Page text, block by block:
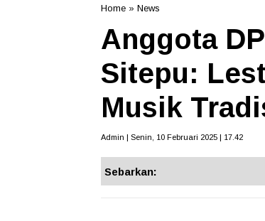
Home » News
Anggota
Sitepu:
Musik
Admin | Senin, 10 Februari 2025 | 17.42
Sebarkan: